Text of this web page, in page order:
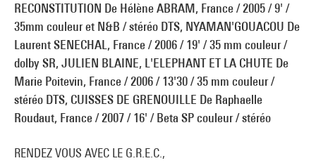
RECONSTITUTION De Hélène ABRAM, France / 2005 / 9' /
35mm couleur et N&B / stéréo DTS, NYAMAN'GOUACOU De
Laurent SENECHAL, France / 2006 / 19' / 35 mm couleur /
dolby SR, JULIEN BLAINE, L'ELEPHANT ET LA CHUTE De
Marie Poitevin, France / 2006 / 13'30 / 35 mm couleur /
stéréo DTS, CUISSES DE GRENOUILLE De Raphaelle
Roudaut, France / 2007 / 16' / Beta SP couleur / stéréo
RENDEZ VOUS AVEC LE G.R.E.C.,